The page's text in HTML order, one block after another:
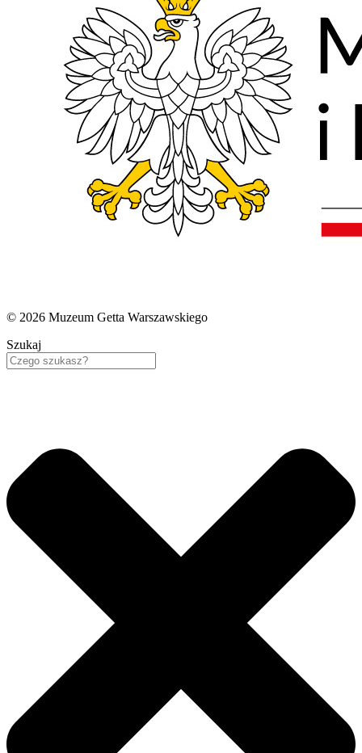
© 2026 Muzeum Getta Warszawskiego
Szukaj